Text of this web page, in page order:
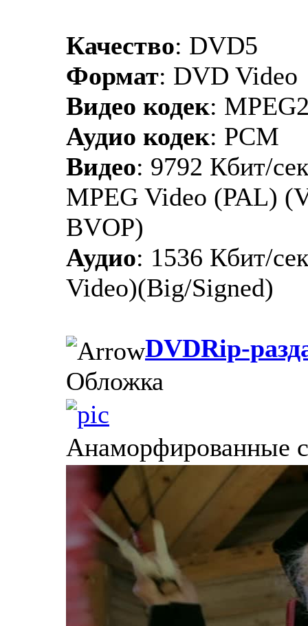
Качество: DVD5
Формат: DVD Video
Видео кодек:
Аудио кодек: PCM
Видео: 9792 Кбит/
MPEG Video (PAL)
BVOP)
Аудио: 1536 Кбит/
Video)(Big/Signed)
DVDRip-
Обложка
Анаморфированные